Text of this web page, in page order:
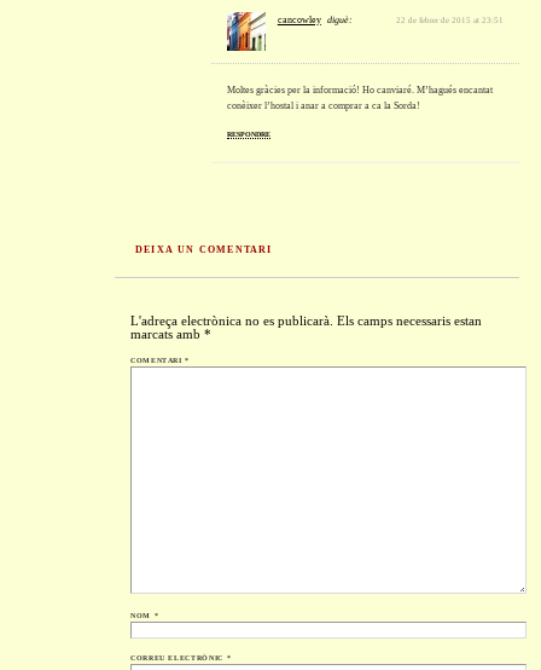
cancowley diguè: 22 de febrer de 2015 at 23:51
Moltes gràcies per la informació! Ho canviaré. M’hagués encantat
conèixer l’hostal i anar a comprar a ca la Sorda!
RESPONDRE
DEIXA UN COMENTARI
L'adreça electrònica no es publicarà. Els camps necessaris estan
marcats amb *
COMENTARI*
NOM *
CORREU ELECTRÒNIC *